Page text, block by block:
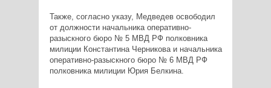
Также, согласно указу, Медведев освободил
от должности начальника оперативно-
разыскного бюро № 5 МВД РФ полковника
милиции Константина Черникова и начальника
оперативно-разыскного бюро № 6 МВД РФ
полковника милиции Юрия Белкина.